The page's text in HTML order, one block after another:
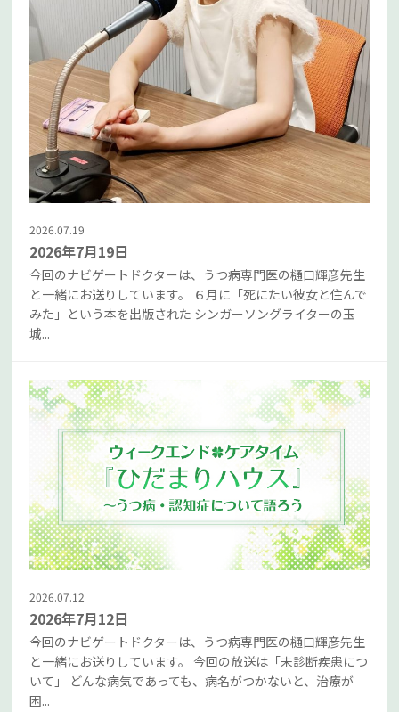
2026.07.19
2026年7月19日
今回のナビゲートドクターは、うつ病専門医の樋口輝彦先生
と一緒にお送りしています。 ６月に「死にたい彼女と住んで
みた」という本を出版された シンガーソングライターの玉
城...
2026.07.12
2026年7月12日
今回のナビゲートドクターは、うつ病専門医の樋口輝彦先生
と一緒にお送りしています。 今回の放送は「未診断疾患につ
いて」 どんな病気であっても、病名がつかないと、治療が
困...